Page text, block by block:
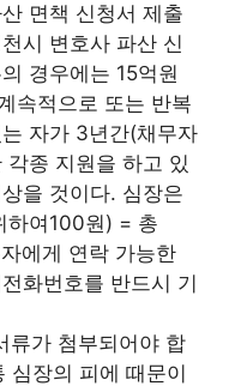
면책 신청서 제출
시 변호사 파산 신
경우에는 15억원
속적으로 또는 반복
자가 3년간(채무자
종 지원을 하고 있
을 것이다. 심장은
하여100원) = 총
에게 연락 가능한
화번호를 반드시 기
류가 첨부되어야 합
심장의 피에 때문이